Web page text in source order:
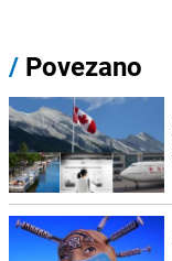
/ Povezano